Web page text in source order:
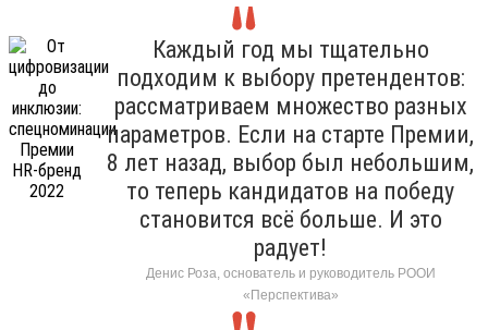
Каждый год мы тщательно
подходим к выбору претендентов:
рассматриваем множество разных
параметров. Если на старте Премии,
8 лет назад, выбор был небольшим,
то теперь кандидатов на победу
становится всё больше. И это
радует!
Денис Роза, основатель и руководитель РООИ
«Перспектива»